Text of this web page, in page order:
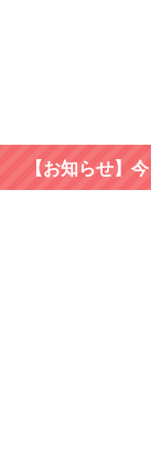
【お知らせ】